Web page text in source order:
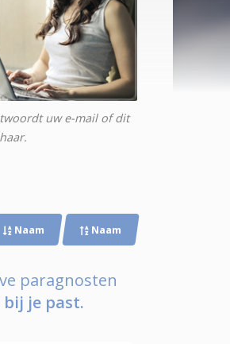
uw e-mail of dit
Naam
Naam
paragnosten
je past.